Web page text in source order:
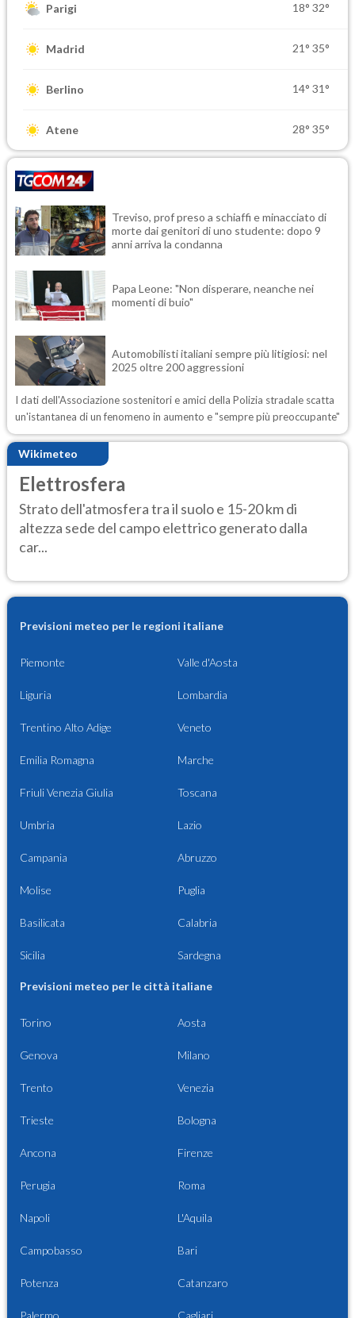
Parigi 18° 32°
Madrid 21° 35°
Berlino 14° 31°
Atene 28° 35°
Treviso, prof preso a schiaffi e minacciato di
morte dai genitori di uno studente: dopo 9
anni arriva la condanna
Papa Leone: "Non disperare, neanche nei
momenti di buio"
Automobilisti italiani sempre più litigiosi: nel
2025 oltre 200 aggressioni
I dati dell'Associazione sostenitori e amici della Polizia stradale scatta
un'istantanea di un fenomeno in aumento e "sempre più preoccupante"
Wikimeteo
Elettrosfera
Strato dell'atmosfera tra il suolo e 15-20 km di
altezza sede del campo elettrico generato dalla
car...
Previsioni meteo per le regioni italiane
Piemonte Valle d'Aosta
Liguria Lombardia
Trentino Alto Adige Veneto
Emilia Romagna Marche
Friuli Venezia Giulia Toscana
Umbria Lazio
Campania Abruzzo
Molise Puglia
Basilicata Calabria
Sicilia Sardegna
Previsioni meteo per le città italiane
Torino Aosta
Genova Milano
Trento Venezia
Trieste Bologna
Ancona Firenze
Perugia Roma
Napoli L'Aquila
Campobasso Bari
Potenza Catanzaro
Palermo Cagliari